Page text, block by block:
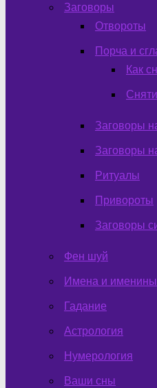
Заговоры
Отвороты
Порча и
Как
Заговоры
Заговоры
Ритуалы
Привороты
Заговоры
Фен шуй
Имена и именины
Гадание
Астрология
Нумерология
Ваши сны